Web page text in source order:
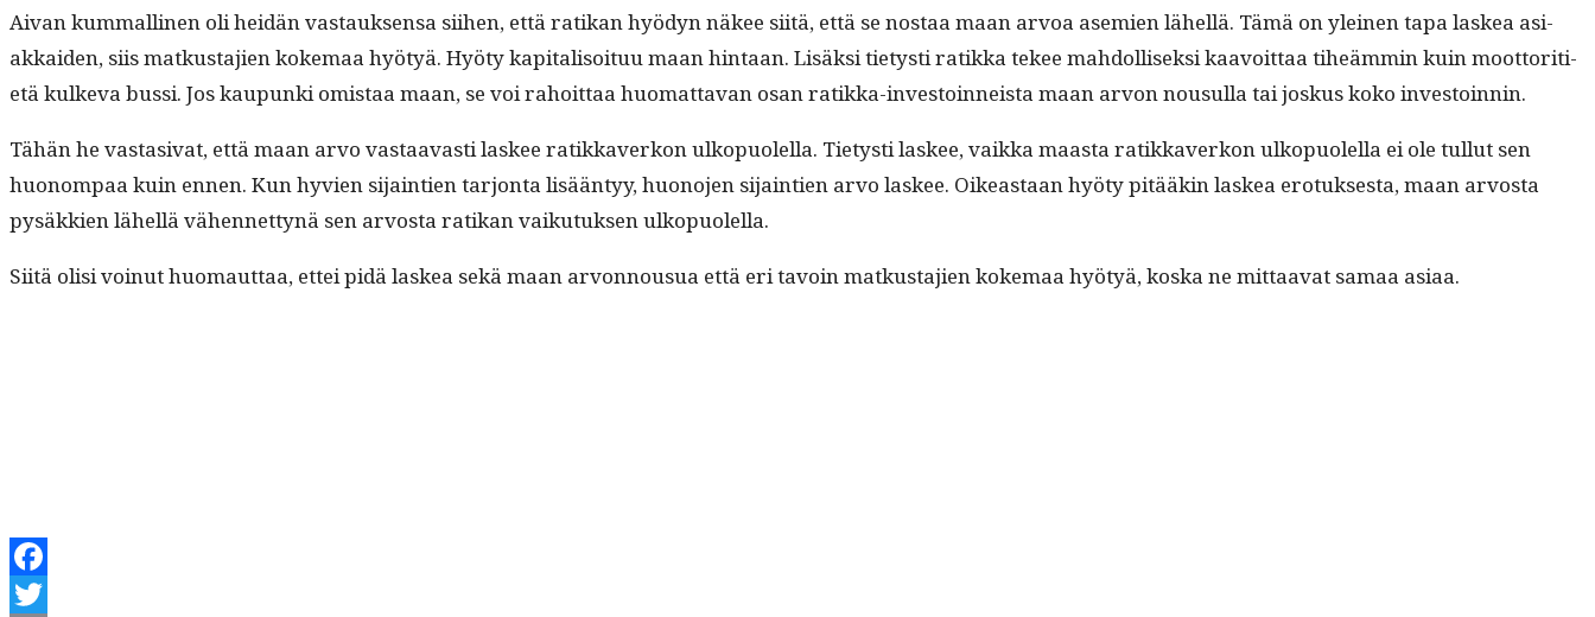
Aivan kum­malli­nen oli hei­dän vas­tauk­sen­sa siihen, että ratikan hyö­dyn näkee siitä, että se nos­taa maan arvoa asemien lähel­lä. Tämä on yleinen tapa laskea asi­
akkaiden, siis matkus­ta­jien koke­maa hyö­tyä. Hyö­ty kap­i­tal­isoituu maan hin­taan. Lisäk­si tietysti ratik­ka tekee mah­dol­lisek­si kaavoit­taa tiheäm­min kuin moot­tori­ti­
etä kulke­va bus­si. Jos kaupun­ki omis­taa maan, se voi rahoit­taa huo­mat­ta­van osan ratik­ka-investoin­neista maan arvon nousul­la tai joskus koko investoinnin.
Tähän he vas­ta­si­vat, että maan arvo vas­taavasti las­kee ratikkaverkon ulkop­uolel­la. Tietysti las­kee, vaik­ka maas­ta ratikkaverkon ulkop­uolel­la ei ole tul­lut sen
huonom­paa kuin ennen. Kun hyvien sijain­tien tar­jon­ta lisään­tyy, huono­jen sijain­tien arvo las­kee. Oikeas­t­aan hyö­ty pitääkin laskea ero­tuk­ses­ta, maan arvos­ta
pysäkkien lähel­lä vähen­net­tynä sen arvos­ta ratikan vaiku­tuk­sen ulkopuolella.
Siitä olisi voin­ut huo­maut­taa, ettei pidä laskea sekä maan arvon­nousua että eri tavoin matkus­ta­jien koke­maa hyö­tyä, kos­ka ne mit­taa­vat samaa asiaa.
Facebook